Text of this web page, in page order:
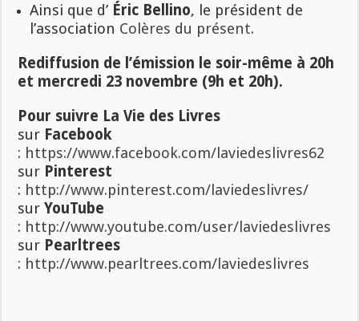
Ainsi que d’ Éric Bellino, le président de
l’association Colères du présent.
Rediffusion de l’émission le soir-même à 20h
et mercredi 23 novembre (9h et 20h).
Pour suivre La Vie des Livres
sur Facebook
: https://www.facebook.com/laviedeslivres62
sur Pinterest
: http://www.pinterest.com/laviedeslivres/
surYouTube
: http://www.youtube.com/user/laviedeslivres
sur Pearltrees
: http://www.pearltrees.com/laviedeslivres